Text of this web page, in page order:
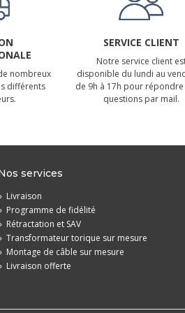
nombreux
différents
SERVICE CLIENT
Notre service client
disponible du lundi au
de 9h à 17h pour répondre
questions par mail.
services
Livraison
Programme de fidélité
Rétractation et SAV
Transformateur torique sur mesure
Montage de câble sur mesure
Livraison offerte